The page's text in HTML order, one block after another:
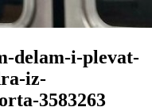
delam-i-plevat-
iz-
3583263